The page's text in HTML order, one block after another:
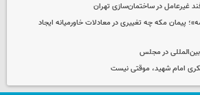
غیرعامل در ساختمان‌سازی تهران
پیمان مکه چه تغییری در معادلات خاورمیانه ایجاد
در مجلس
امام شهید، موقتی نیست